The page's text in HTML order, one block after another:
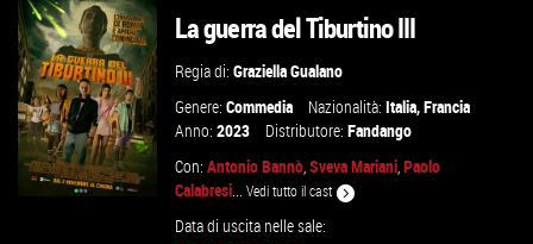
VAI ALLA SCHEDA La guerra del Tiburtino III
Regia di:Graziella Gualano
Genere:Commedia Nazionalità:Italia,Francia
Anno:2023 Distributore:Fandango
Con:Antonio Bannò,Sveva Mariani,Paolo
Calabresi...Vedi tutto il cast
Data di uscita nelle sale: